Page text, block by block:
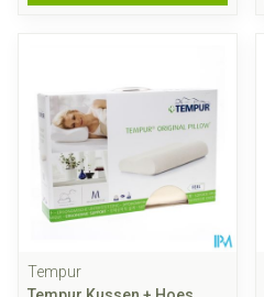
Tempur